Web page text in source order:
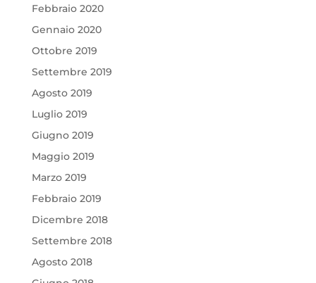
Febbraio 2020
Gennaio 2020
Ottobre 2019
Settembre 2019
Agosto 2019
Luglio 2019
Giugno 2019
Maggio 2019
Marzo 2019
Febbraio 2019
Dicembre 2018
Settembre 2018
Agosto 2018